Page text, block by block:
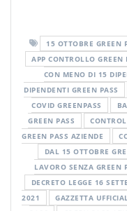
15 OTTOBRE GREEN
APP CONTROLLO GREEN
CON MENO DI 15
DIPENDENTI GREEN PASS
COVID GREENPASS
GREEN PASS
GREEN PASS AZIENDE
DAL 15 OTTOBRE
LAVORO SENZA GREEN
DECRETO LEGGE 16
2021
GAZZETTA